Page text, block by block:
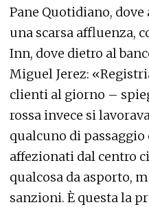
Pane Quotidiano,
una scarsa affluenza,
Inn, dove dietro al
Miguel Jerez:
clienti al giorno –
rossa invece si
qualcuno di passaggio
affezionati dal centro
qualcosa da asporto,
sanzioni. È questa la